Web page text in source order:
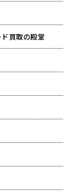
買取の殿堂